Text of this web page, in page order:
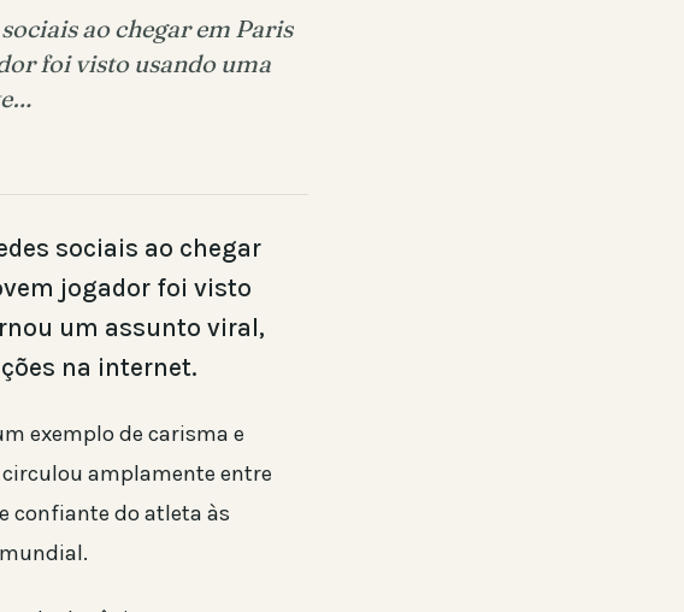
ao chegar em Paris
foi visto usando uma
sociais ao chegar
jogador foi visto
um assunto viral,
na internet.
exemplo de carisma e
amplamente entre
confiante do atleta às